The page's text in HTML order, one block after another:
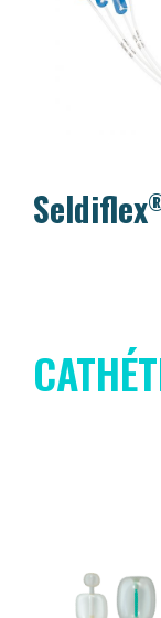
Seldiflex